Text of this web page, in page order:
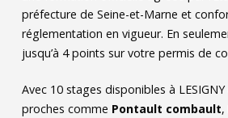
préfecture de Seine-et-Marne et
réglementation en vigueur. En
jusqu’à 4 points sur votre permis de
Avec 10stages disponibles à LESIGNY
proches comme Pontault combault,